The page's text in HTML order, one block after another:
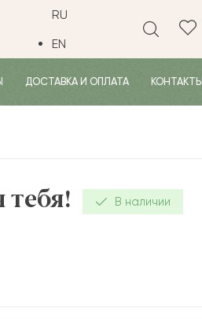
RU
EN
ДОСТАВКА И ОПЛАТА КОНТАКТЫ
В наличии